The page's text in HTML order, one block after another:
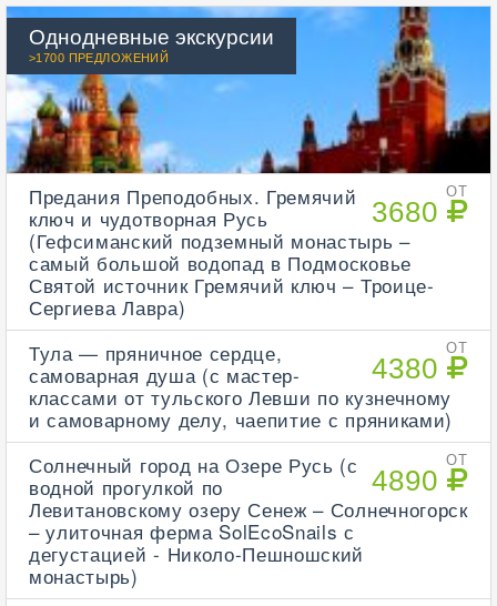
Однодневные экскурсии
>1700 ПРЕДЛОЖЕНИЙ
ОТ
3680
Предания Преподобных. Гремячий
ключ и чудотворная Русь
(Гефсиманский подземный монастырь –
самый большой водопад в Подмосковье
Святой источник Гремячий ключ – Троице-
Сергиева Лавра)
ОТ
4380
Тула — пряничное сердце,
самоварная душа (с мастер-
классами от тульского Левши по кузнечному
и самоварному делу, чаепитие с пряниками)
ОТ
4890
Солнечный город на Озере Русь (с
водной прогулкой по
Левитановскому озеру Сенеж – Солнечногорск
– улиточная ферма SolEcoSnails с
дегустацией - Николо-Пешношский
монастырь)